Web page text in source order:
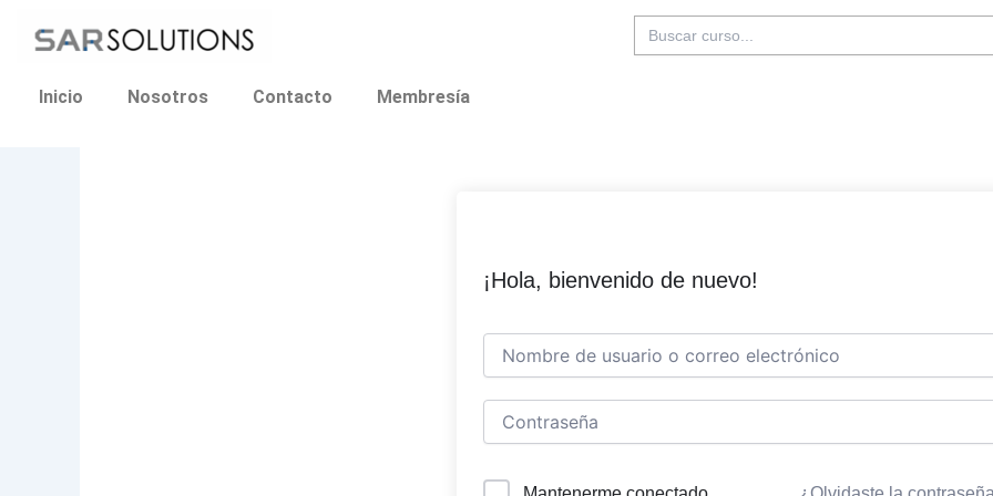
Buscar:
Inicio Nosotros Contacto Membresía
¡Hola, bienvenido de nuevo!